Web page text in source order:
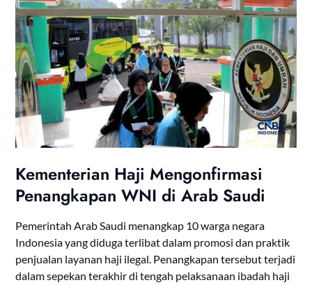
Kementerian Haji Mengonfirmasi
Penangkapan WNI di Arab Saudi
Pemerintah Arab Saudi menangkap 10 warga negara
Indonesia yang diduga terlibat dalam promosi dan praktik
penjualan layanan haji ilegal. Penangkapan tersebut terjadi
dalam sepekan terakhir di tengah pelaksanaan ibadah haji